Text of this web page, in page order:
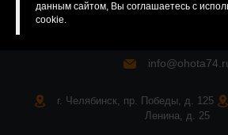
данным сайтом, Вы соглашаетесь с
cookie.
г. Челябинск, пр. Победы, д. 125
Ленина, д. 25